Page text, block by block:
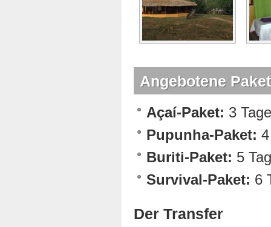
Angebotene
Açaí-Paket: 3
Pupunha-Paket:
Buriti-Paket: 5
Survival-Paket: 6
Der Transfer